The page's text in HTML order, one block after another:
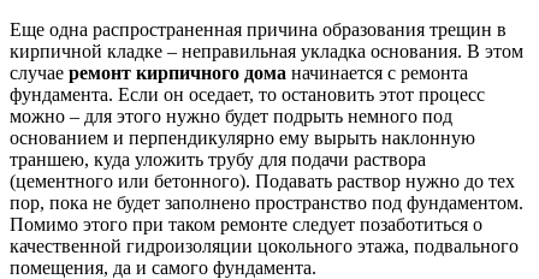
Еще одна распространенная причина образования трещин в
кирпичной кладке – неправильная укладка основания. В этом
случае ремонт кирпичного дома начинается с ремонта
фундамента. Если он оседает, то остановить этот процесс
можно – для этого нужно будет подрыть немного под
основанием и перпендикулярно ему вырыть наклонную
траншею, куда уложить трубу для подачи раствора
(цементного или бетонного). Подавать раствор нужно до тех
пор, пока не будет заполнено пространство под фундаментом.
Помимо этого при таком ремонте следует позаботиться о
качественной гидроизоляции цокольного этажа, подвального
помещения, да и самого фундамента.